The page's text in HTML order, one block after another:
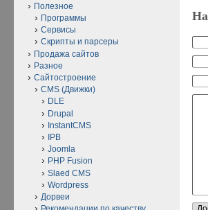
Полезное
Программы
Сервисы
Скрипты и парсеры
Продажа сайтов
Разное
Сайтостроение
CMS (Движки)
DLE
Drupal
InstantCMS
IPB
Joomla
PHP Fusion
Slaed CMS
Wordpress
Дорвеи